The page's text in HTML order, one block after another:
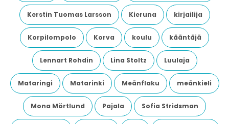
Kerstin Tuomas Larsson Kieruna kirjailija
Korpilompolo Korva koulu kääntäjä
Lennart Rohdin Lina Stoltz Luulaja
Mataringi Matarinki Meänflaku meänkieli
Mona Mörtlund Pajala Sofia Stridsman